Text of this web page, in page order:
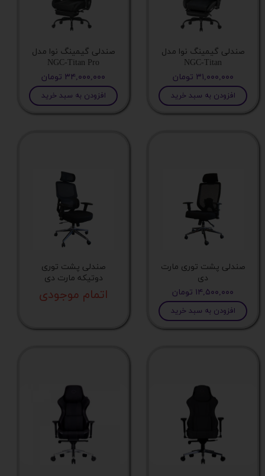
صندلی گیمینگ نوا مدل
NGC-Titan
۳۱,۰۰۰,۰۰۰ تومان
افزودن به سبد خرید
صندلی گیمینگ نوا مدل
NGC-Titan Pro
۳۴,۰۰۰,۰۰۰ تومان
افزودن به سبد خرید
صندلی پشت توری مارت
دی
۱۴,۵۰۰,۰۰۰ تومان
افزودن به سبد خرید
صندلی پشت توری
دوتیکه مارت دی
اتمام موجودی